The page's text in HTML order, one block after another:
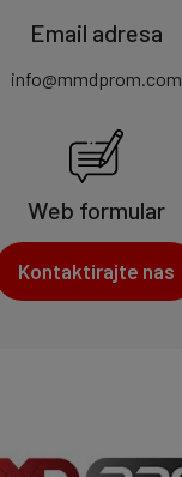
Email adresa
info@mmdprom.com
Web formular
Kontaktirajte nas